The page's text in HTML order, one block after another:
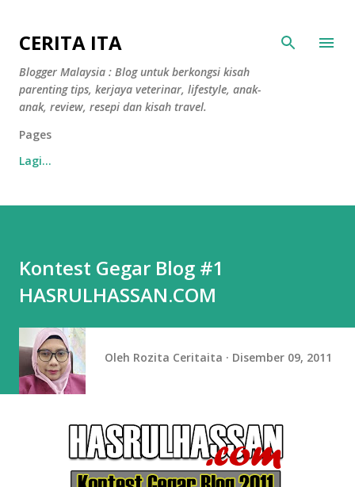
CERITA ITA
Blogger Malaysia : Blog untuk berkongsi kisah
parenting tips, kerjaya veterinar, lifestyle, anak-
anak, review, resepi dan kisah travel.
Pages
Lagi…
Kontest Gegar Blog #1
HASRULHASSAN.COM
Oleh Rozita Ceritaita Disember 09, 2011